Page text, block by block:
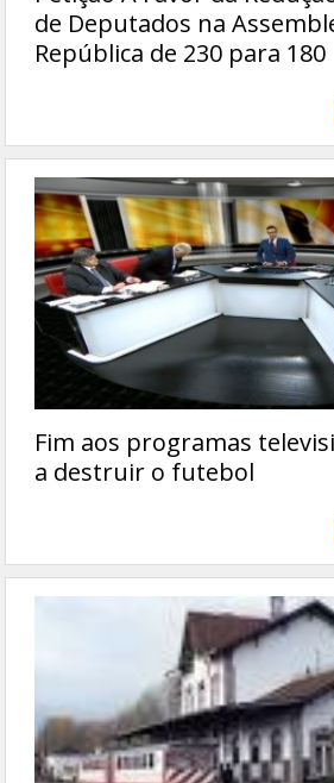
de Deputados na
República de 230 para 180
Fim aos programas
a destruir o futebol